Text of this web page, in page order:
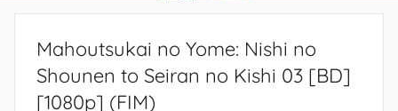
romances
Mahoutsukai no Yome: Nishi no
Shounen to Seiran no Kishi 03 [BD]
[1080p] (FIM)